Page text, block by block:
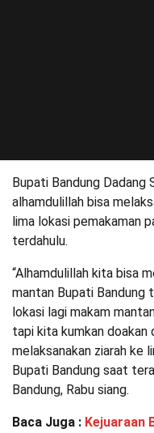
Bupati Bandung Dadang
alhamdulillah bisa
lima lokasi pemakaman
terdahulu.
“Alhamdulillah kita bisa
mantan Bupati Bandung
lokasi lagi makam
tapi kita kumkan doakan
melaksanakan ziarah ke
Bupati Bandung saat
Bandung, Rabu siang.
Baca Juga : Kejuaraan